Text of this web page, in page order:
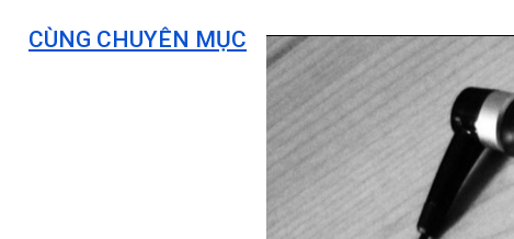
CÙNG CHUYÊN MỤC